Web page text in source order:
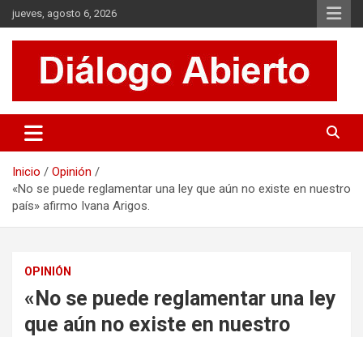
Saltar
al
contenido
jueves, agosto 6, 2026
Diálogo Abierto
Se tratan diversos temas de actualidad buscando hacer un
aporte a la sociedad, brindando información relevante de lo que
Inicio
Opinión
«No se puede reglamentar una ley que aún no existe en nuestro
país» afirmo Ivana Arigos.
OPINIÓN
«No se puede reglamentar una ley
que aún no existe en nuestro